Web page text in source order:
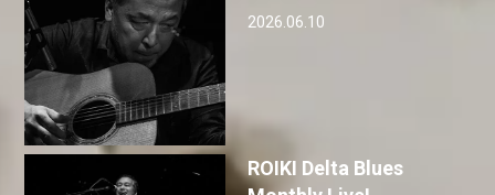
2026.06.10
ROIKI Delta Blues